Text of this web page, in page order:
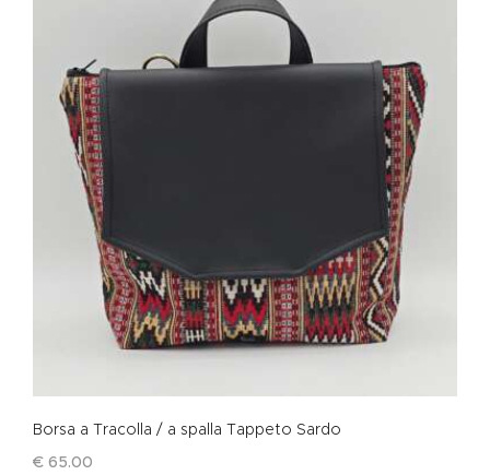
Borsa a Tracolla / a spalla Tappeto Sardo
€ 65.00